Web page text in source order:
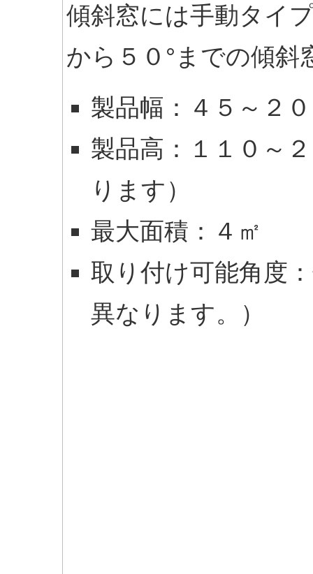
傾斜窓には手動タイ
から５０°までの傾斜
製品幅：４５～２
製品高：１１０～
ります）
最大面積：４㎡
取り付け可能角度
異なります。）